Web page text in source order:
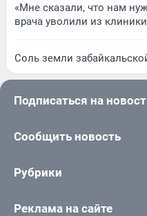
«Мне сказали, что нам
врача уволили из
Соль земли
Подписаться на
Сообщить новость
Рубрики
Реклама на сайте